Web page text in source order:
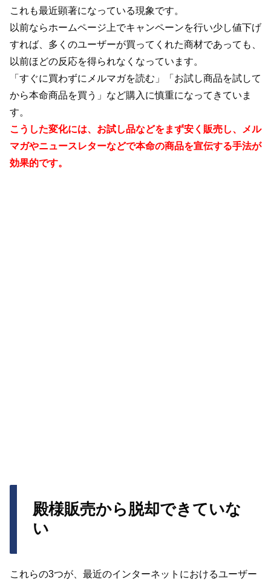
これも最近顕著になっている現象です。
以前ならホームページ上でキャンペーンを行い少し値下げ
すれば、多くのユーザーが買ってくれた商材であっても、
以前ほどの反応を得られなくなっています。
「すぐに買わずにメルマガを読む」「お試し商品を試して
から本命商品を買う」など購入に慎重になってきていま
す。
こうした変化には、お試し品などをまず安く販売し、メル
マガやニュースレターなどで本命の商品を宣伝する手法が
効果的です。
殿様販売から脱却できていな
い
これらの3つが、最近のインターネットにおけるユーザー